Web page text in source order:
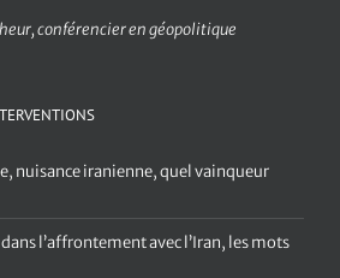
conférencier en géopolitique
nuisance iranienne, quel vainqueur
l’affrontement avec l’Iran, les mots